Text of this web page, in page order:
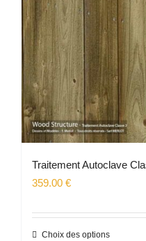
Traitement Autoclave
359.00 €
Choix des optionsCe